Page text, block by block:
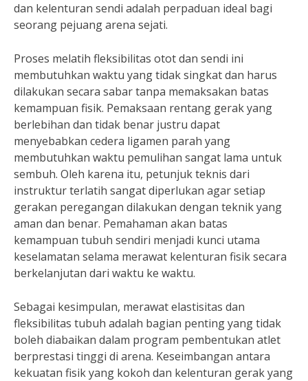
dan kelenturan sendi adalah perpaduan ideal bagi
seorang pejuang arena sejati.
Proses melatih fleksibilitas otot dan sendi ini
membutuhkan waktu yang tidak singkat dan harus
dilakukan secara sabar tanpa memaksakan batas
kemampuan fisik. Pemaksaan rentang gerak yang
berlebihan dan tidak benar justru dapat
menyebabkan cedera ligamen parah yang
membutuhkan waktu pemulihan sangat lama untuk
sembuh. Oleh karena itu, petunjuk teknis dari
instruktur terlatih sangat diperlukan agar setiap
gerakan peregangan dilakukan dengan teknik yang
aman dan benar. Pemahaman akan batas
kemampuan tubuh sendiri menjadi kunci utama
keselamatan selama merawat kelenturan fisik secara
berkelanjutan dari waktu ke waktu.
Sebagai kesimpulan, merawat elastisitas dan
fleksibilitas tubuh adalah bagian penting yang tidak
boleh diabaikan dalam program pembentukan atlet
berprestasi tinggi di arena. Keseimbangan antara
kekuatan fisik yang kokoh dan kelenturan gerak yang